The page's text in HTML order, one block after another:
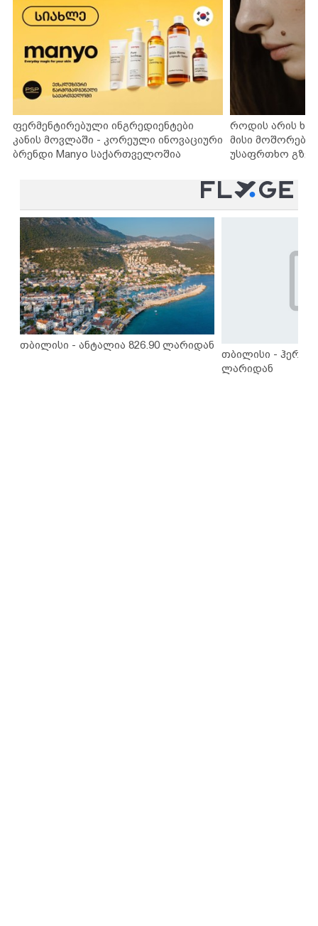
ფერმენტირებული ინგრედიენტები
კანის მოვლაში - კორეული ინოვაციური
ბრენდი Manyo საქართველოშია
როდის არის
მისი
უსაფრთხო
თბილისი - ანტალია 826.90 ლარიდან
თბილისი -
ლარიდან